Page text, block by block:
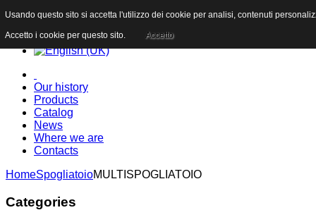
Our history
Products
Catalog
News
Where we are
Contacts
HomeSpogliatoioMULTISPOGLIATOIO
Categories
Usando questo sito si accetta l'utilizzo dei cookie per analisi, contenuti
Accetto i cookie per questo sito. Accetto